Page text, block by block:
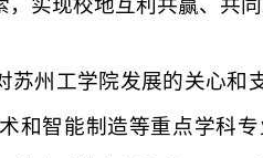
实现校地互利共赢、共同
州工学院发展的关心和
和智能制造等重点学科